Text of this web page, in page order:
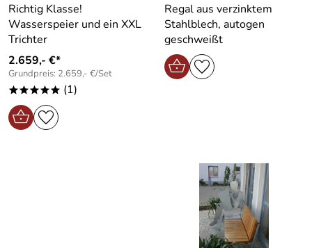
Richtig Klasse!
Wasserspeier und ein XXL
Trichter
2.659,- €*
Grundpreis: 2.659,- €/Set
***** (1)
Regal aus verzinktem
Stahlblech, autogen
geschweißt